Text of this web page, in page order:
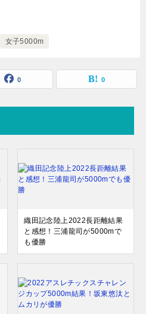
女子5000m
0 0
織田記念陸上2022長距離結果
と感想！三浦龍司が5000mで
も優勝